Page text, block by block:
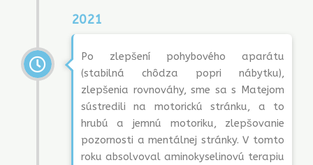
2021
Po zlepšení pohybového aparátu
(stabilná chôdza popri nábytku),
zlepšenia rovnováhy, sme sa s Matejom
sústredili na motorickú stránku, a to
hrubú a jemnú motoriku, zlepšovanie
pozornosti a mentálnej stránky. V tomto
roku absolvoval aminokyselinovú terapiu